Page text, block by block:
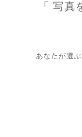
「 写真
あなたが選